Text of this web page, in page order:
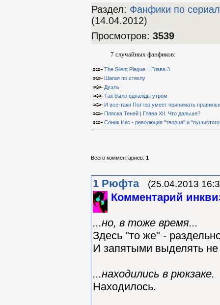
Раздел: Фанфики по
(14.04.2012)
Просмотров: 3539
7 случайных фанфиков:
The Silent Plague. | Глава 3
Шагая по стеклу
Дуэль
Так было однажды утром
И все-таки Поттер умеет принимать
Пляска Теней | Глава XII. Что дальше?
Соник Икс - революция "творца" и
Всего комментариев: 1
1 Рюфта (25.04.2013
Комментарий
...но, в тоже время...
Здесь "то же" -
И запятыми выделять
...находились в рюкзаке.
Находилось.